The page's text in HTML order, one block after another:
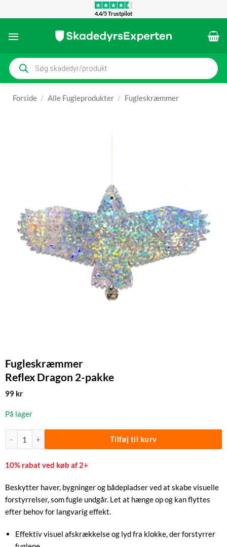
til
4.4/5 Trustpilot
Products
search
Forside / Alle Fugleprodukter / Fugleskræmmer
Fugleskræmmer
Reflex Dragon 2-pakke
99 kr
På lager
Fugleskræmmer | Reflex Dragon 2-pakke antal
Tilføj til kurv
10% rabat ved køb af 2+
Beskytter haver, bygninger og bådepladser ved at skabe visuelle
forstyrrelser, som fugle undgår. Let at hænge op og kan flyttes
efter behov for langvarig effekt.
Effektiv visuel afskrækkelse og lyd fra klokke, der forstyrrer